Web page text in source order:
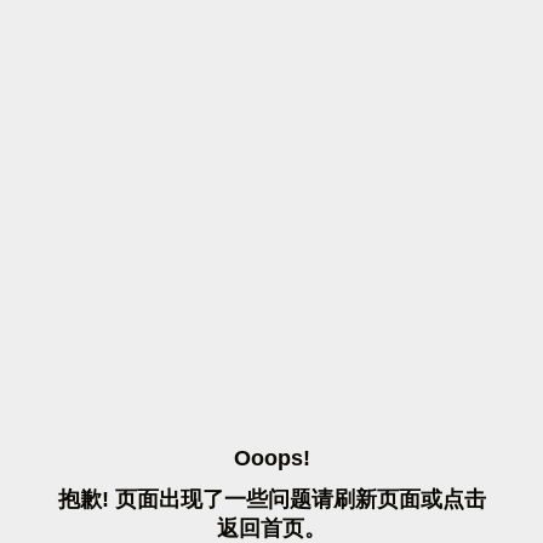
OOOPS!
抱歉! 页面出现了一些问题请刷 新页面或点击
返 回首页。